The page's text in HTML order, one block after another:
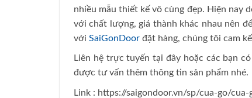
nhiều mẫu thiết kế vô cùng đẹp. Hiện nay
với chất lượng, giá thành khác nhau nên
với SaiGonDoor đặt hàng, chúng tôi cam
Liên hệ trực tuyến tại đây hoặc các bạn
được tư vấn thêm thông tin sản phẩm nhé.
Link : https://saigondoor.vn/sp/cua-go/